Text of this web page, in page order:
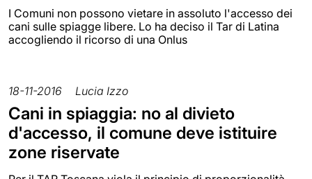
I Comuni non possono vietare in assoluto l'accesso dei
cani sulle spiagge libere. Lo ha deciso il Tar di Latina
accogliendo il ricorso di una Onlus
18-11-2016 Lucia Izzo
Cani in spiaggia: no al divieto
d'accesso, il comune deve istituire
zone riservate